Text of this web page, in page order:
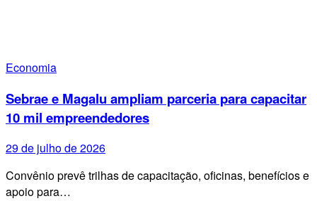
Economia
Sebrae e Magalu ampliam parceria para capacitar
10 mil empreendedores
29 de julho de 2026
Convênio prevê trilhas de capacitação, oficinas, benefícios e
apoio para…